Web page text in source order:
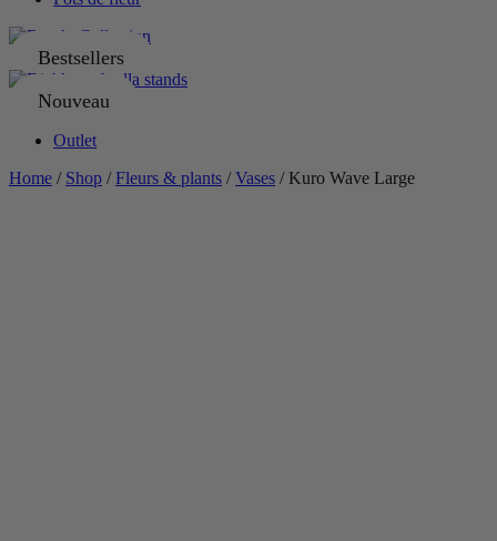
Bestsellers
Nouveau
Outlet
Home / Shop /Fleurs & plants /Vases / Kuro Wave Large